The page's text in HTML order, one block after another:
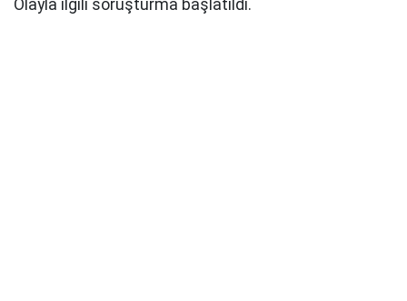
Olayla ilgili soruşturma başlatıldı.